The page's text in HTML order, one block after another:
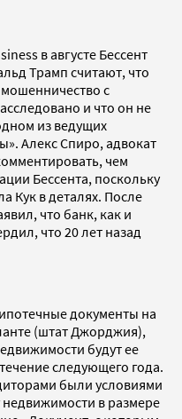
в августе Бессент
Трамп считают, что
с
и что он не
из ведущих
Алекс Спиро, адвокат
чем
Бессента, поскольку
Кук в деталях. После
что банк, как и
что 20 лет назад
документы на
(штат Джорджия),
будут ее
следующего года.
были условиями
в размере